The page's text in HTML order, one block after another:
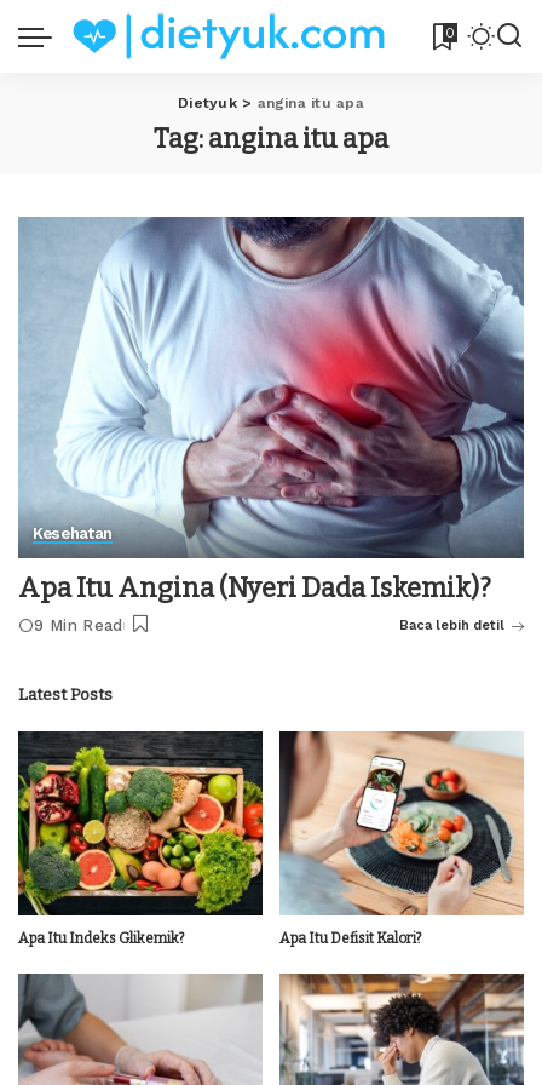
0
Dietyuk> angina itu apa
Tag:angina itu apa
Kesehatan
Apa Itu Angina (Nyeri Dada Iskemik)?
9 Min Read Baca lebih detil
Latest Posts
Apa Itu Indeks Glikemik? Apa Itu Defisit Kalori?